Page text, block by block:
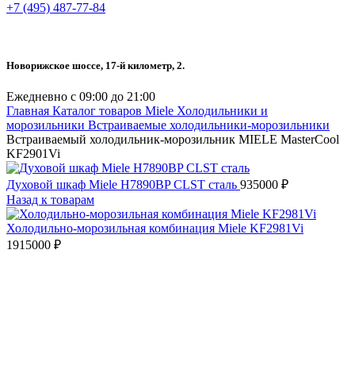
+7 (495) 487-77-84
Новорижское шоссе, 17-й километр, 2.
Ежедневно с 09:00 до 21:00
Главная Каталог товаров Miele Холодильники и
морозильники Встраиваемые холодильники-морозильники
Встраиваемый холодильник-морозильник MIELE MasterCool
KF2901Vi
Духовой шкаф Miele H7890BP CLST сталь 935000 ₽
Назад к товарам
Холодильно-морозильная комбинация Miele KF2981Vi
1915000 ₽